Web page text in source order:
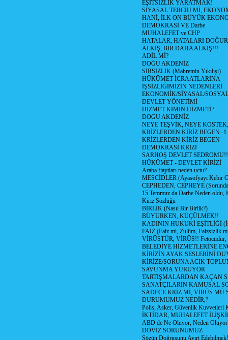
EŞİTSİZLİK YARATMAK!
SİYASAL TERCİH Mİ,
HANİ, İLK ON BÜYÜK
DEMOKRASİ VE Darbe
MUHALEFET ve CHP
HATALAR, HATALARI
ALKIŞ, BİR DAHA ALKIŞ!!!
ADİL Mİ?
DOĞU AKDENİZ
SIRSIZLIK (Mahremin Yıkılışı)
HÜKÜMET İCRAATLARINA
İŞSİZLİĞİMİZİN NEDENLERİ
EKONOMİK/SİYASAL/
DEVLET YÖNETİMİ
HİZMET KİMİN HİZMETİ?
DOGU AKDENİZ
NEYE TEŞVİK, NEYE
KRİZLERDEN KİRİZ BEGEN -1
KRİZLERDEN KİRİZ BEGEN
DEMOKRASİ KRİZİ
SARHOŞ DEVLET SEDROMU!!
HÜKÜMET - DEVLET KİRİZİ
Araba fiaytları neden uctu?
MESCİDLER (Ayasofyayı Kebir
CEPHEDEN, CEPHEYE
15 Temmuz da Darbe Neden oldu,
Kiriz Sözlüğü
BİRLİK (Nasıl Bir Birlik?)
BÜYÜRKEN, KÜÇÜLMEK!!
KADININ HUKUKİ EŞİTLİĞİ
FAİZ (Faiz mi, Zulüm, Faizsizlik
VİRÜSTÜR, VİRÜS!! Fetöcüdür,
BELEDİYE HİZMETLERİNE
KİRİZİN AYAK SESLERİNİ
KİRİZE/SORUNA ACIK
SAVUNMA YÜRÜYOR
TARTIŞMALARDAN KAÇAN
SANATÇILARIN KAMUSAL
SADECE KRİZ Mİ, VİRÜS MÜ
DURUMUMUZ NEDİR,?
Polis, Asker, Güvenlik Kuvvetleri
İKTİDAR, MUHALEFET
ABD de Ne Oluyor, Neden
DÖVİZ SORUNUMUZ
Sözün Doğrusunu Ayırt Edebilmek!